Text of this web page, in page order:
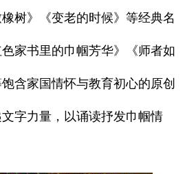
树》《变老的时候》等经典名
家书里的巾帼芳华》《师者如
含家国情怀与教育初心的原创
字力量，以诵读抒发巾帼情